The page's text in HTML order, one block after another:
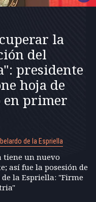
la
del
presidente
hoja de
en primer
de la Espriella
tiene un nuevo
así fue la posesión de
la Espriella: "Firme